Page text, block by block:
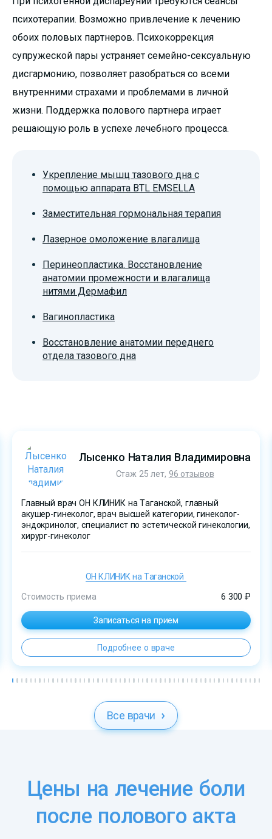
психотерапии. Возможно привлечение к лечению
обоих половых партнеров. Психокоррекция
супружеской пары устраняет семейно-сексуальную
дисгармонию, позволяет разобраться со всеми
внутренними страхами и проблемами в личной
жизни. Поддержка полового партнера играет
решающую роль в успехе лечебного процесса.
Укрепление мышц тазового дна с
помощью аппарата BTL EMSELLA
Заместительная гормональная терапия
Лазерное омоложение влагалища
Перинеопластика. Восстановление
анатомии промежности и влагалища
нитями Дермафил
Вагинопластика
Восстановление анатомии переднего
отдела тазового дна
Лысенко Наталия Владимировна
Стаж 25 лет, 96 отзывов
Главный врач ОН КЛИНИК на Таганской, главный
акушер-гинеколог, врач высшей категории, гинеколог-
эндокринолог, специалист по эстетической гинекологии,
хирург-гинеколог
ОН КЛИНИК на Таганской
Стоимость приема 6 300 ₽
Записаться на прием
Подробнее о враче
Все врачи
Цены на лечение боли
после полового акта